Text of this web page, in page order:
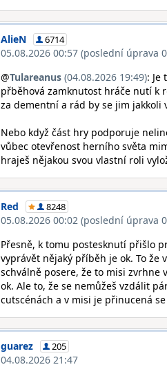
AlieN 6714
05.08.2026 00:57 (poslední úprava
@Tulareanus (04.08.2026 19:49): Je
přběhová zamknutost hráče nutí k
za dementní a rád by se jim jakkoli
Nebo když část hry podporuje
vůbec otevřenost herního světa
hraješ nějakou svou vlastní roli
Red 8248
05.08.2026 00:02 (poslední úprava
Přesně, k tomu postesknutí přišlo
vyprávět nějaký příběh je ok. To že
schválně posere, že to misi zvrhne
ok. Ale to, že se nemůžeš vzdálit
cutscénách a v misi je přinucená
guarez 205
04.08.2026 21:47